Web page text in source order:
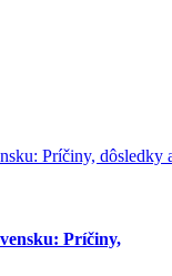
Príčiny, dôsledky
Príčiny,